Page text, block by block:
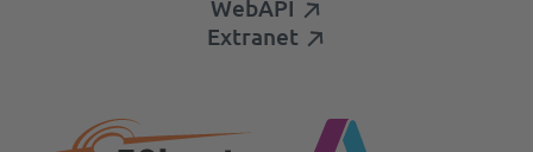
WebAPI
Extranet